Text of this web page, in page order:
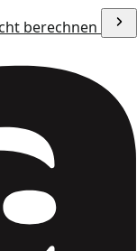
berechnen